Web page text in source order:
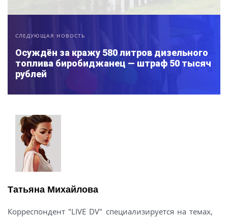
СЛЕДУЮЩАЯ НОВОСТЬ
Осуждён за кражу 580 литров дизельного
топлива биробиджанец — штраф 50 тысяч
рублей
Татьяна Михайлова
Корреспондент "LIVE DV" специализируется на темах,